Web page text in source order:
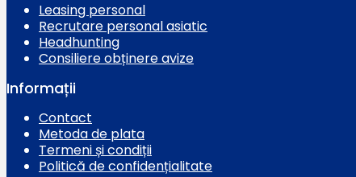
Leasing personal
Recrutare personal asiatic
Headhunting
Consiliere obținere avize
Informații
Contact
Metoda de plata
Termeni și condiții
Politică de confidențialitate